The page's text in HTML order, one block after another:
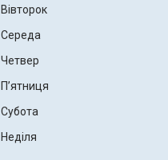
Вівторок
Середа
Четвер
Пʼятниця
Субота
Неділя